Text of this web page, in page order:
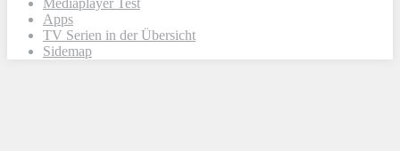
Mediaplayer Test
Apps
TV Serien in der Übersicht
Sidemap